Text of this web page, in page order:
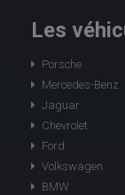
Les
Porsche
Mercedes-Benz
Jaguar
Chevrolet
Ford
Volkswagen
BMW